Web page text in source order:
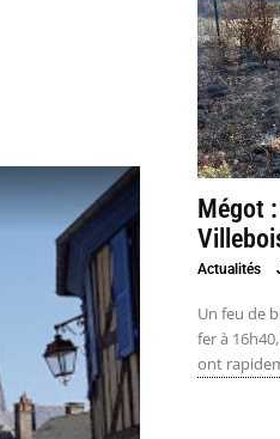
Mégot
Actualités
Un feu de
fer à
ont